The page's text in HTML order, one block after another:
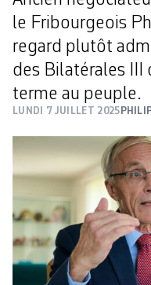
le Fribourgeois
regard plutôt
des Bilatérales III
terme au peuple.
LUNDI 7 JUILLET 2025